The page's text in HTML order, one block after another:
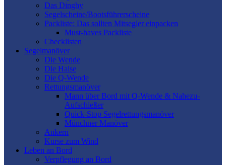
Das Dinghy
Segelscheine/Bootsführerscheine
Packliste: Das sollten Mitsegler einpacken
Must-haves Packliste
Checklisten
Segelmanöver
Die Wende
Die Halse
Die Q-Wende
Rettungsmanöver
Mann über Bord mit Q-Wende & Nahezu-
Aufschießer
Quick-Stop Segelrettungsmanöver
Münchner Manöver
Ankern
Kurse zum Wind
Leben an Bord
Verpflegung an Bord